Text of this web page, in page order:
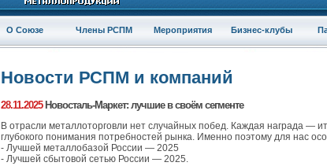
О Союзе Члены РСПМ Мероприятия Бизнес-клубы
Новости РСПМ и компаний
28.11.2025Новосталь-Маркет: лучшие в своём сегменте
В отрасли металлоторговли нет случайных побед. Каждая награда —
глубокого понимания потребностей рынка. Именно поэтому для нас
- Лучшей металлобазой России — 2025
- Лучшей сбытовой сетью России — 2025.